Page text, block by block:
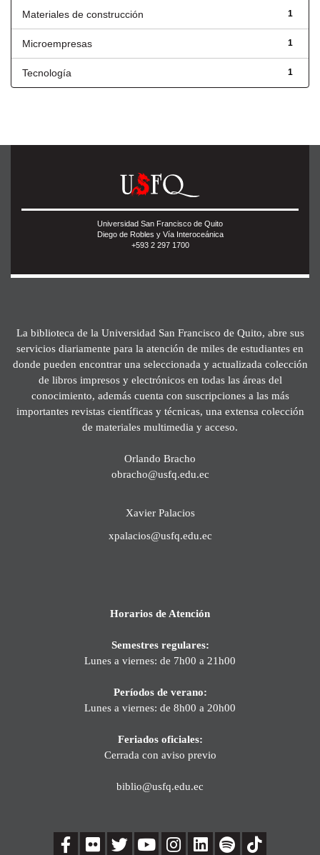
1
Materiales de construcción
1
Microempresas
1
Tecnología
Universidad San Francisco de Quito
Diego de Robles y Vía Interoceánica
+593 2 297 1700
La biblioteca de la Universidad San Francisco de Quito, abre sus
servicios diariamente para la atención de miles de estudiantes en
donde pueden encontrar una seleccionada y actualizada colección
de libros impresos y electrónicos en todas las áreas del
conocimiento, además cuenta con suscripciones a las más
importantes revistas científicas y técnicas, una extensa colección
de materiales multimedia y acceso.
Orlando Bracho
obracho@usfq.edu.ec
Xavier Palacios
xpalacios@usfq.edu.ec
Horarios de Atención
Semestres regulares:
Lunes a viernes: de 7h00 a 21h00
Períodos de verano:
Lunes a viernes: de 8h00 a 20h00
Feriados oficiales:
Cerrada con aviso previo
biblio@usfq.edu.ec